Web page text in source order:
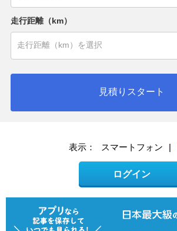
走行距離（km）
見積りスタート
表示： スマートフォン |
ログイン